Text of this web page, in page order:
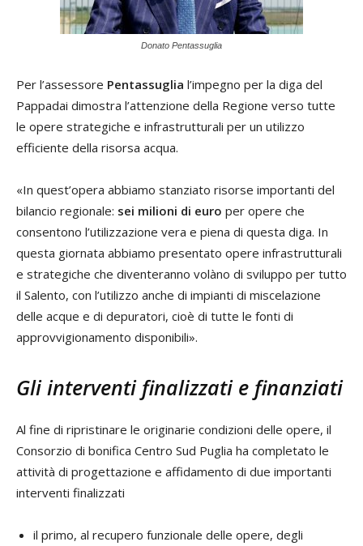
Donato Pentassuglia
Per l’assessore Pentassuglia l’impegno per la diga del
Pappadai dimostra l’attenzione della Regione verso tutte
le opere strategiche e infrastrutturali per un utilizzo
efficiente della risorsa acqua.
«In quest’opera abbiamo stanziato risorse importanti del
bilancio regionale: sei milioni di euro per opere che
consentono l’utilizzazione vera e piena di questa diga. In
questa giornata abbiamo presentato opere infrastrutturali
e strategiche che diventeranno volàno di sviluppo per tutto
il Salento, con l’utilizzo anche di impianti di miscelazione
delle acque e di depuratori, cioè di tutte le fonti di
approvvigionamento disponibili».
Gli interventi finalizzati e finanziati
Al fine di ripristinare le originarie condizioni delle opere, il
Consorzio di bonifica Centro Sud Puglia ha completato le
attività di progettazione e affidamento di due importanti
interventi finalizzati
il primo, al recupero funzionale delle opere, degli